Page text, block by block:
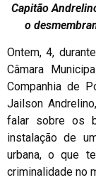
Capitão
o
Ontem, 4,
Câmara
Companhia de
Jailson
falar sobre os
instalação de
urbana, o que
criminalidade no